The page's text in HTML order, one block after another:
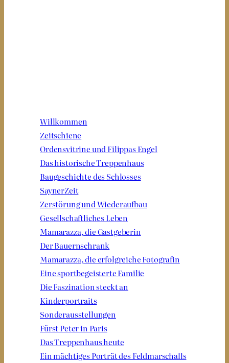
Willkommen
Zeitschiene
Ordensvitrine und Filippas Engel
Das historische Treppenhaus
Baugeschichte des Schlosses
SaynerZeit
Zerstörung und Wiederaufbau
Gesellschaftliches Leben
Mamarazza, die Gastgeberin
Der Bauernschrank
Mamarazza, die erfolgreiche Fotografin
Eine sportbegeisterte Familie
Die Faszination steckt an
Kinderportraits
Sonderausstellungen
Fürst Peter in Paris
Das Treppenhaus heute
Ein mächtiges Porträt des Feldmarschalls